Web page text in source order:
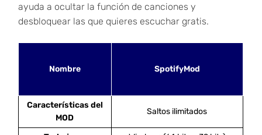
ayuda a ocultar la función de canciones y
desbloquear las que quieres escuchar gratis.
Nombre SpotifyMod
Características del
MOD
Saltos ilimitados